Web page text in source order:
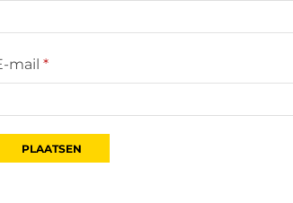
mail *